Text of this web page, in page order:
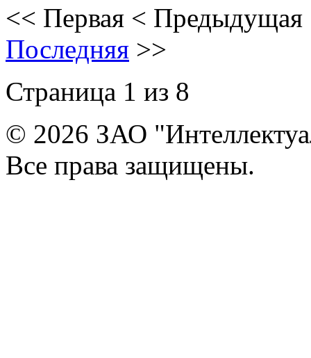
<< Первая < Предыдущая
Последняя >>
Страница 1 из 8
© 2026 ЗАО
Все права защищены.